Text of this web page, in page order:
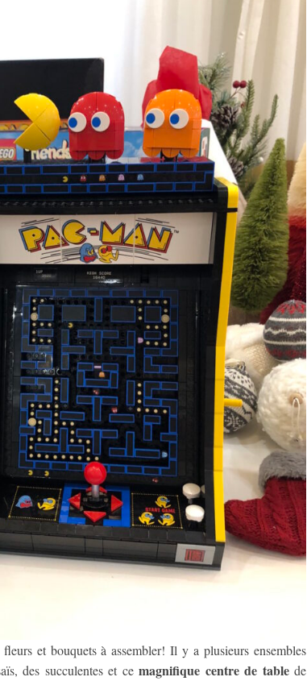
et bouquets à assembler! Il y a plusieurs ensembles
des succulentes et ce magnifique centre de tablede